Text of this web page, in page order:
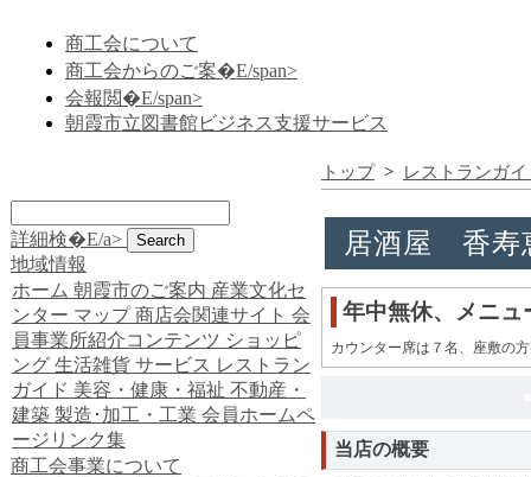
商工会について
商工会からのご案�E/span>
会報閲�E/span>
朝霞市立図書館ビジネス支援サービス
詳細検�E/a>
地域情報
ホーム 朝霞市のご案内 産業文化セ
ンター マップ 商店会関連サイト 会
員事業所紹介コンテンツ ショッピ
ング 生活雑貨 サービス レストラン
ガイド 美容・健康・福祉 不動産・
建築 製造･加工・工業 会員ホームペ
ージリンク集
商工会事業について
トップ> レストランガ
居酒屋 香寿
年中無休、メニュ
カウンター席は７名、座敷の
当店の概要